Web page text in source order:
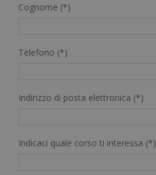
Cognome (*)
Telefono (*)
Indirizzo di posta elettronica (*)
Indicaci quale corso ti interessa (*)